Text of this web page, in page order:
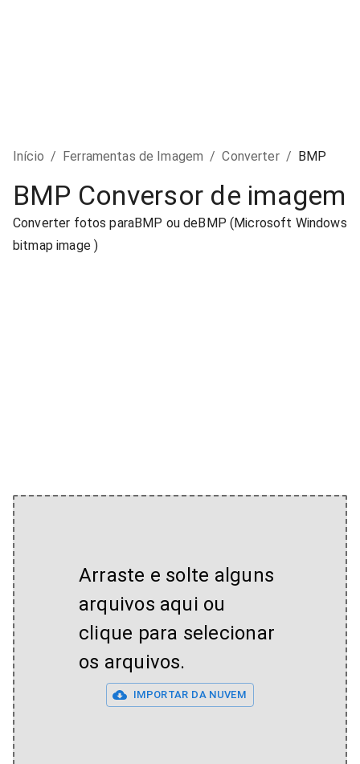
Início / Ferramentas de Imagem / Converter / BMP
BMP Conversor de imagem
Converter fotos paraBMP ou deBMP (Microsoft Windows
bitmap image )
Arraste e solte alguns
arquivos aqui ou
clique para selecionar
os arquivos.
IMPORTAR DA NUVEM